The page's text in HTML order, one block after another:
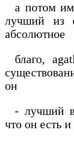
а потом
лучший из
абсолютное
благо,
он
- лучший в
что он есть